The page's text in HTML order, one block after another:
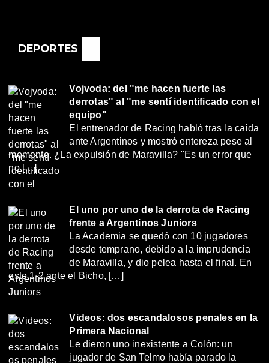
DEPORTES
Vojvoda: del "me hacen fuerte las
derrotas" al "me sentí identificado con el
equipo"
El entrenador de Racing habló tras la caída
ante Argentinos y mostró entereza pese al
momento. ¿La expulsión de Maravilla? "Es un error que
no […]
El uno por uno de la derrota de Racing
frente a Argentinos Juniors
La Academia se quedó con 10 jugadores
desde temprano, debido a la imprudencia
de Maravilla, y dio pelea hasta el final. En
este 1-2 ante el Bicho, […]
Videos: dos escandalosos penales en la
Primera Nacional
Le dieron uno inexistente a Colón: un
jugador de San Telmo había parado la